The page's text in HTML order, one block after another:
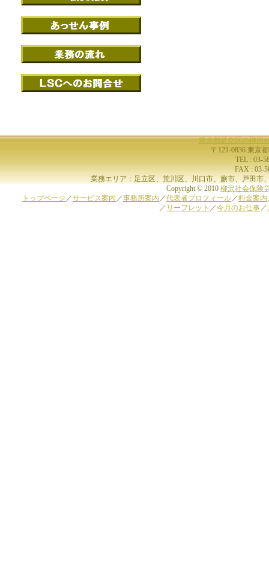
東京都足立区の柳沢
〒121-0836 東京
TEL : 03-
FAX : 03-
業務エリア：足立区、荒川区、川口市、蕨市、戸田市
Copyright © 2010 柳沢社会保険
トップページ ／サービス案内 ／事務所案内 ／代表者プロフィール／料金案内
／ リーフレット ／今月のお仕事／